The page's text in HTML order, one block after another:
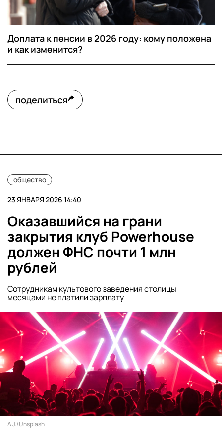
Доплата к пенсии в 2026 году: кому положена
и как изменится?
поделиться
общество
23 ЯНВАРЯ 2026 14:40
Оказавшийся на грани
закрытия клуб Powerhouse
должен ФНС почти 1 млн
рублей
Сотрудникам культового заведения столицы
месяцами не платили зарплату
A J./Unsplash